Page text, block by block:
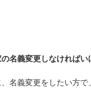
名義変更しなければ
名義変更をしたい方